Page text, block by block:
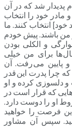
شد که در آن
مادر خود را انتخاب
خود] انتخاب کنند. ما
من باشند. پیش خودم
و الکلی بودن
ها برای من خیلی
پایین می رفت. آن
چرا پدرت این قدر
دلسوزی کرده و او
که قرار است در
او را دوست دارد.
فرصت را خواهید
سپس آن مشاور